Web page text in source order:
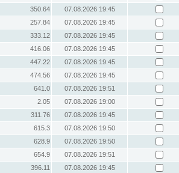
350.64
07.08.2026 19:45
257.84
07.08.2026 19:45
333.12
07.08.2026 19:45
416.06
07.08.2026 19:45
447.22
07.08.2026 19:45
474.56
07.08.2026 19:45
641.0
07.08.2026 19:51
2.05
07.08.2026 19:00
311.76
07.08.2026 19:45
615.3
07.08.2026 19:50
628.9
07.08.2026 19:50
654.9
07.08.2026 19:51
396.11 07.08.2026 19:45